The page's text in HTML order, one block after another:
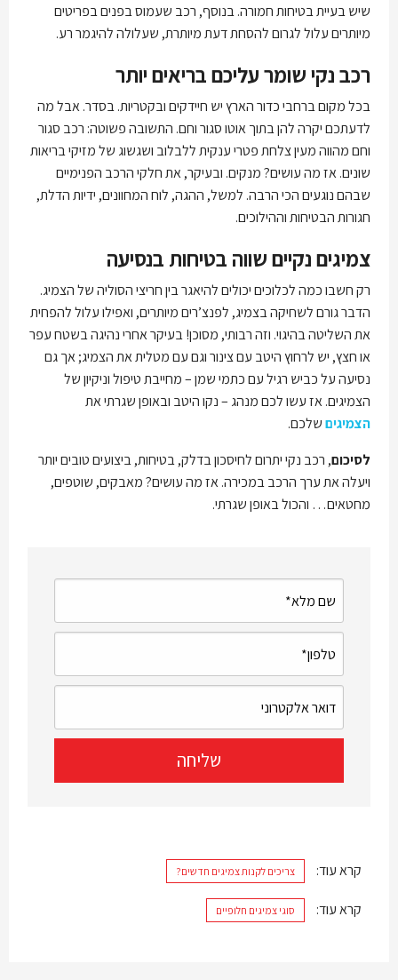
שיש בעיית בטיחות חמורה. בנוסף, רכב שעמוס בפנים בפריטים
מיותרים עלול לגרום להסחת דעת מיותרת, שעלולה להיגמר רע.
רכב נקי שומר עליכם בריאים יותר
בכל מקום ברחבי כדור הארץ יש חיידקים ובקטריות. בסדר. אבל מה
לדעתכם יקרה להן בתוך אוטו סגור וחם. התשובה פשוטה: רכב סגור
וחם מהווה מעין צלחת פטרי ענקית ללבלוב ושגשוג של מזיקי בריאות
שונים. אז מה עושים? מנקים. ובעיקר, את חלקי הרכב הפנימיים
שבהם נוגעים הכי הרבה. למשל, ההגה, לוח המחוונים, ידיות הדלת,
חגורות הבטיחות וההילוכים.
צמיגים נקיים שווה בטיחות בנסיעה
רק חשבו כמה לכלוכים יכולים להיאגר בין חריצי הסוליה של הצמיג.
הדבר גורם לשחיקה בצמיג, לפנצ’רים מיותרים, ואפילו עלול להפחית
את השליטה בהיגוי. וזה רבותי, מסוכן! בעיקר אחרי נהיגה בשטח עפר
או חצץ, יש לרחוץ היטב עם צינור וגם עם מטלית את הצמיג; אך גם
נסיעה על כביש רגיל עם כתמי שמן – מחייבת טיפול וניקיון של
הצמיגים. אז עשו לכם מנהג – נקו היטב ובאופן שגרתי את
הצמיגיםשלכם.
לסיכום, רכב נקי יתרום לחיסכון בדלק, בטיחות, ביצועים טובים יותר
ויעלה את ערך הרכב במכירה. אז מה עושים? מאבקים, שוטפים,
מחטאים… והכול באופן שגרתי.
קרא עוד: צריכים לקנות צמיגים חדשים?
קרא עוד: סוגי צמיגים חלופיים